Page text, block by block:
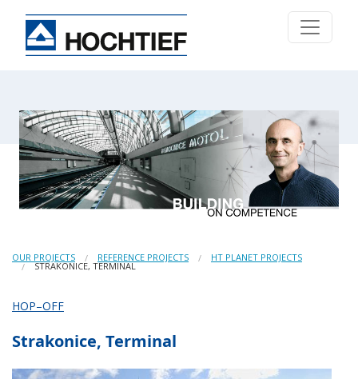
OUR PROJECTS REFERENCE PROJECTS HT PLANET PROJECTS
STRAKONICE, TERMINAL
HOP–OFF
Strakonice, Terminal